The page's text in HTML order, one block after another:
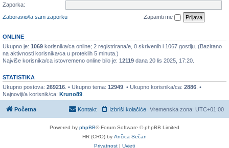
Zaporka:
Zaboravio/la sam zaporku
Zapamti me
ONLINE
Ukupno je: 1069 korisnika/ca online; 2 registrirana/e, 0 skrivenih i 1067 gostiju. (Bazirano
na aktivnosti korisnika/ca u proteklih 5 minuta.)
Najviše korisnika/ca istovremeno online bilo je: 12119 dana 20 lis 2025, 17:20.
STATISTIKA
Ukupno postova: 269216 . • Ukupno tema: 12949 . • Ukupno korisnika/ca: 2886 . •
Najnoviji/a korisnik/ca: Kruno89
Početna Vremenska zona: UTC+01:00
Izbriši kolačiće
Kontakt
Powered by phpBB® Forum Software © phpBB Limited
HR (CRO) by Ančica Sečan
Privatnost | Uvjeti